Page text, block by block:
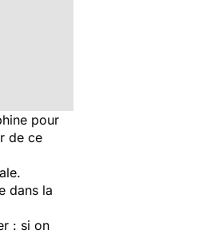
pour
de ce
dans la
: si on